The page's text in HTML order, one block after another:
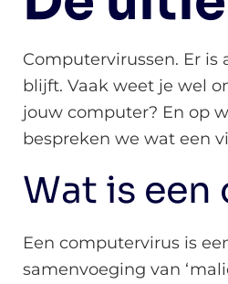
Computervirussen. Er is
blijft. Vaak weet je wel
jouw computer? En op
bespreken we wat een
Wat is
Een computervirus is
samenvoeging van